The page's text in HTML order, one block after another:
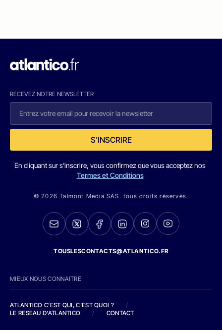
RECEVEZ NOTRE NEWSLETTER
S'INSCRIRE
En cliquant sur s'inscrire, vous confirmez que vous acceptez nos
Termes et Conditions
© 2026 Talmont Media SAS. tous droits réservés.
TOUSLESCONTACTS@ATLANTICO.FR
MIEUX NOUS CONNAITRE
ATLANTICO C'EST QUI, C'EST QUOI ?
/
LE RESEAU D'ATLANTICO
/ CONTACT